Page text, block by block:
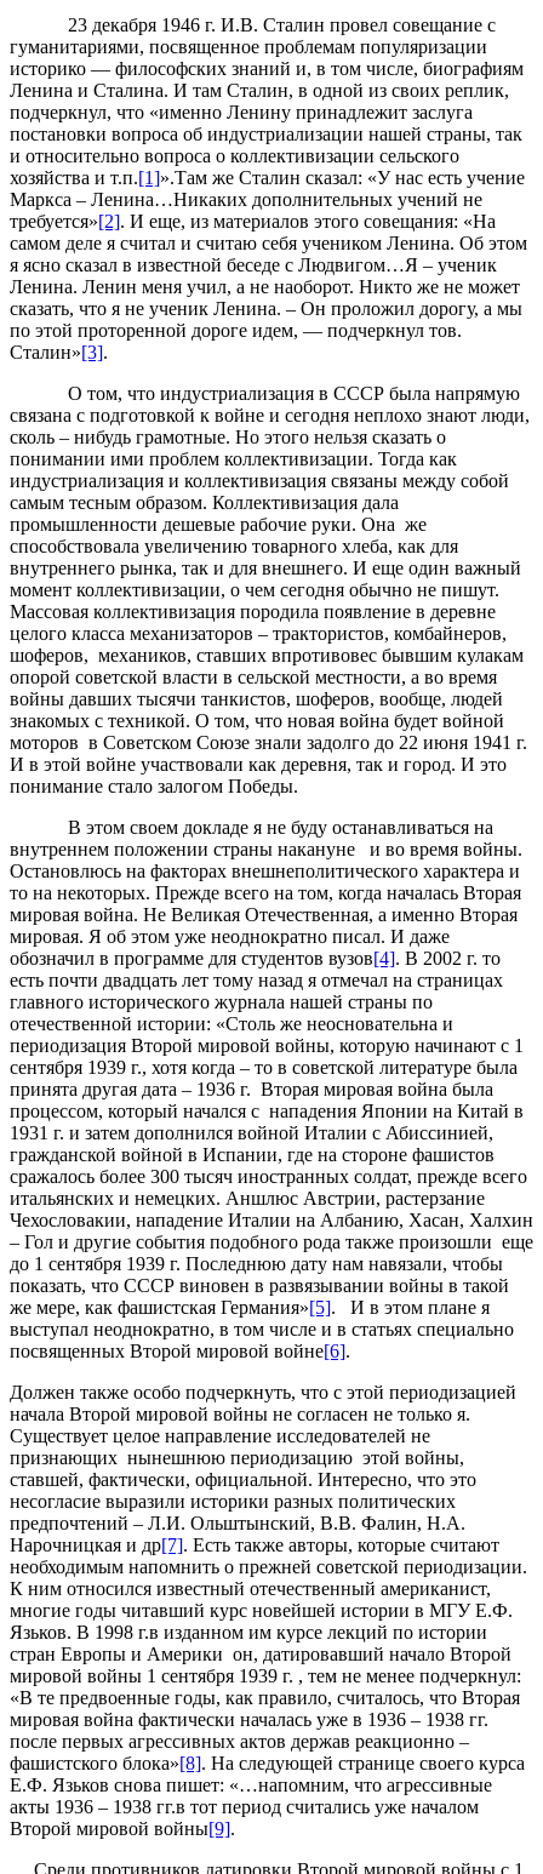
23 декабря 1946 г. И.В. Сталин провел совещание с
гуманитариями, посвященное проблемам популяризации
историко — философских знаний и, в том числе, биографиям
Ленина и Сталина. И там Сталин, в одной из своих реплик,
подчеркнул, что «именно Ленину принадлежит заслуга
постановки вопроса об индустриализации нашей страны, так
и относительно вопроса о коллективизации сельского
хозяйства и т.п.[1]».Там же Сталин сказал: «У нас есть учение
Маркса – Ленина…Никаких дополнительных учений не
требуется»[2]. И еще, из материалов этого совещания: «На
самом деле я считал и считаю себя учеником Ленина. Об этом
я ясно сказал в известной беседе с Людвигом…Я – ученик
Ленина. Ленин меня учил, а не наоборот. Никто же не может
сказать, что я не ученик Ленина. – Он проложил дорогу, а мы
по этой проторенной дороге идем, — подчеркнул тов.
Сталин»[3].
О том, что индустриализация в СССР была напрямую
связана с подготовкой к войне и сегодня неплохо знают люди,
сколь – нибудь грамотные. Но этого нельзя сказать о
понимании ими проблем коллективизации. Тогда как
индустриализация и коллективизация связаны между собой
самым тесным образом. Коллективизация дала
промышленности дешевые рабочие руки. Она же
способствовала увеличению товарного хлеба, как для
внутреннего рынка, так и для внешнего. И еще один важный
момент коллективизации, о чем сегодня обычно не пишут.
Массовая коллективизация породила появление в деревне
целого класса механизаторов – трактористов, комбайнеров,
шоферов, механиков, ставших впротивовес бывшим кулакам
опорой советской власти в сельской местности, а во время
войны давших тысячи танкистов, шоферов, вообще, людей
знакомых с техникой. О том, что новая война будет войной
моторов в Советском Союзе знали задолго до 22 июня 1941 г.
И в этой войне участвовали как деревня, так и город. И это
понимание стало залогом Победы.
В этом своем докладе я не буду останавливаться на
внутреннем положении страны накануне и во время войны.
Остановлюсь на факторах внешнеполитического характера и
то на некоторых. Прежде всего на том, когда началась Вторая
мировая война. Не Великая Отечественная, а именно Вторая
мировая. Я об этом уже неоднократно писал. И даже
обозначил в программе для студентов вузов[4]. В 2002 г. то
есть почти двадцать лет тому назад я отмечал на страницах
главного исторического журнала нашей страны по
отечественной истории: «Столь же неосновательна и
периодизация Второй мировой войны, которую начинают с 1
сентября 1939 г., хотя когда – то в советской литературе была
принята другая дата – 1936 г. Вторая мировая война была
процессом, который начался с нападения Японии на Китай в
1931 г. и затем дополнился войной Италии с Абиссинией,
гражданской войной в Испании, где на стороне фашистов
сражалось более 300 тысяч иностранных солдат, прежде всего
итальянских и немецких. Аншлюс Австрии, растерзание
Чехословакии, нападение Италии на Албанию, Хасан, Халхин
– Гол и другие события подобного рода также произошли еще
до 1 сентября 1939 г. Последнюю дату нам навязали, чтобы
показать, что СССР виновен в развязывании войны в такой
же мере, как фашистская Германия»[5]. И в этом плане я
выступал неоднократно, в том числе и в статьях специально
посвященных Второй мировой войне[6].
Должен также особо подчеркнуть, что с этой периодизацией
начала Второй мировой войны не согласен не только я.
Существует целое направление исследователей не
признающих нынешнюю периодизацию этой войны,
ставшей, фактически, официальной. Интересно, что это
несогласие выразили историки разных политических
предпочтений – Л.И. Ольштынский, В.В. Фалин, Н.А.
Нарочницкая и др[7]. Есть также авторы, которые считают
необходимым напомнить о прежней советской периодизации.
К ним относился известный отечественный американист,
многие годы читавший курс новейшей истории в МГУ Е.Ф.
Язьков. В 1998 г.в изданном им курсе лекций по истории
стран Европы и Америки он, датировавший начало Второй
мировой войны 1 сентября 1939 г. , тем не менее подчеркнул:
«В те предвоенные годы, как правило, считалось, что Вторая
мировая война фактически началась уже в 1936 – 1938 гг.
после первых агрессивных актов держав реакционно –
фашистского блока»[8]. На следующей странице своего курса
Е.Ф. Язьков снова пишет: «…напомним, что агрессивные
акты 1936 – 1938 гг.в тот период считались уже началом
Второй мировой войны[9].
Среди противников датировки Второй мировой войны с 1